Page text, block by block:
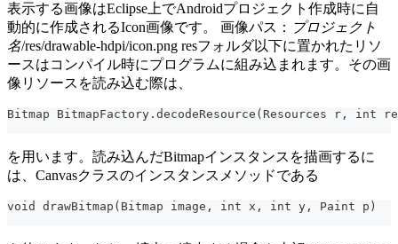
表示する画像はEclipse上でAndroidプロジェクト作成時に自
動的に作成されるIcon画像です。 画像パス： プロジェクト
名/res/drawable-hdpi/icon.png resフォルダ以下に置かれたリソ
ースはコンパイル時にプログラムに組み込まれます。その画
像リソースを読み込む際は、
Bitmap BitmapFactory.decodeResource(Resources r, int
を用います。読み込んだBitmapインスタンスを描画するに
は、Canvasクラスのインスタンスメソッドである
void drawBitmap(Bitmap image, int x, int y, Paint p)